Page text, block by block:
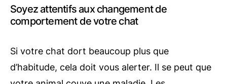
Soyez attentifs aux changement de
comportement de votre chat
Si votre chat dort beaucoup plus que
d’habitude, cela doit vous alerter. Il se peut que